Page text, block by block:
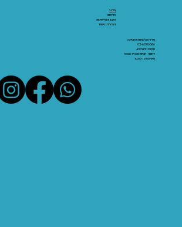
שירות הלקוחות והתמיכה
03-6206066
מיקום: אלנבי 43
ראשון - חמישי 10:00-19:00
שישי 10:00-15:00
מידע:
אודותינו
תקנון ותנאי שימוש
הצהרת נגישות